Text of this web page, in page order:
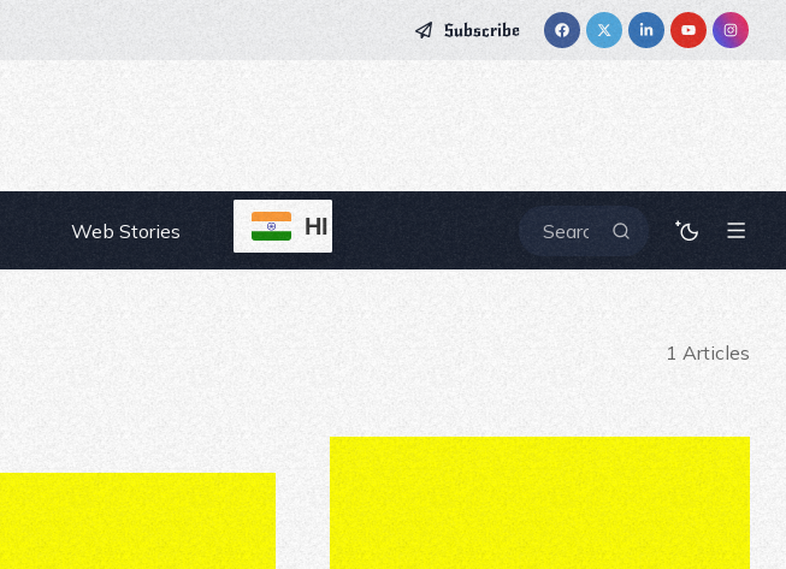
Subscribe
Web Stories HI
1 Articles